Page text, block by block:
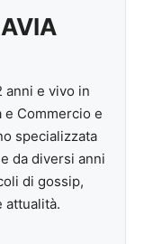
anni e vivo in
e Commercio e
specializzata
da diversi anni
di gossip,
attualità.